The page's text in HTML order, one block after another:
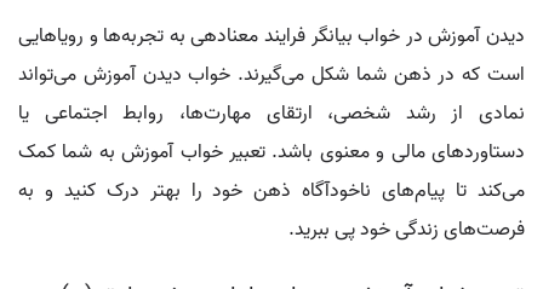
دیدن آموزش در خواب بیانگر فرایند معنادهی به تجربه‌ها و رویاهایی
است که در ذهن شما شکل می‌گیرند. خواب دیدن آموزش می‌تواند
نمادی از رشد شخصی، ارتقای مهارت‌ها، روابط اجتماعی یا
دستاوردهای مالی و معنوی باشد. تعبیر خواب آموزش به شما کمک
می‌کند تا پیام‌های ناخودآگاه ذهن خود را بهتر درک کنید و به
فرصت‌های زندگی خود پی ببرید.